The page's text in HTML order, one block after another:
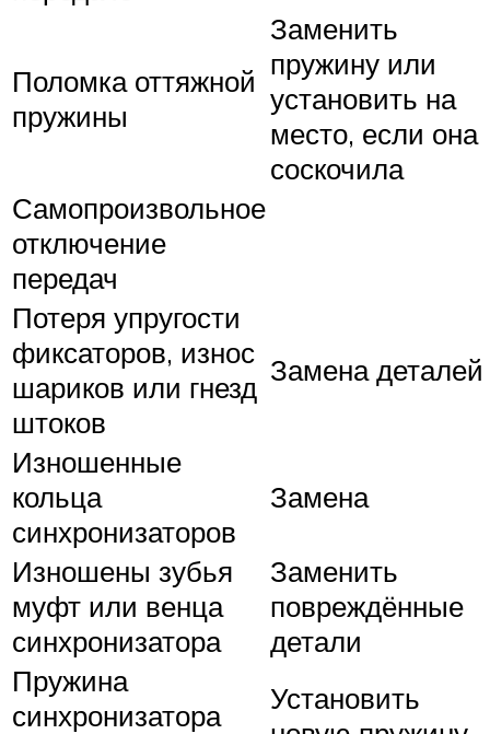
Поломка оттяжной
пружины
Заменить
пружину или
установить на
место, если она
соскочила
Самопроизвольное
отключение
передач
Потеря упругости
фиксаторов, износ
шариков или гнезд
штоков
Замена деталей
Изношенные
кольца
синхронизаторов
Замена
Изношены зубья
муфт или венца
синхронизатора
Заменить
повреждённые
детали
Пружина
синхронизатора
Установить